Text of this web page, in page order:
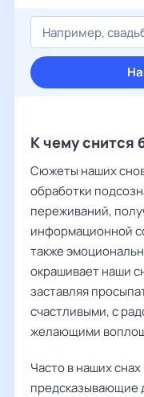
К чему снится
Сюжеты наших
обработки
переживаний,
информационной
также
окрашивает наши
заставляя
счастливыми, с
желающими
Часто в наших
предсказывающие